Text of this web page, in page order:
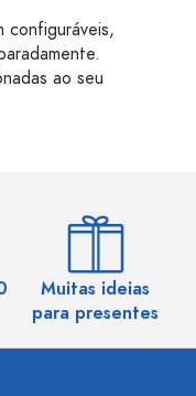
configuráveis,
ao seu
Muitas ideias
para presentes